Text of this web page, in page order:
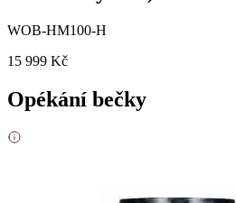
WOB-HM100-H
15 999 Kč
Opékání bečky